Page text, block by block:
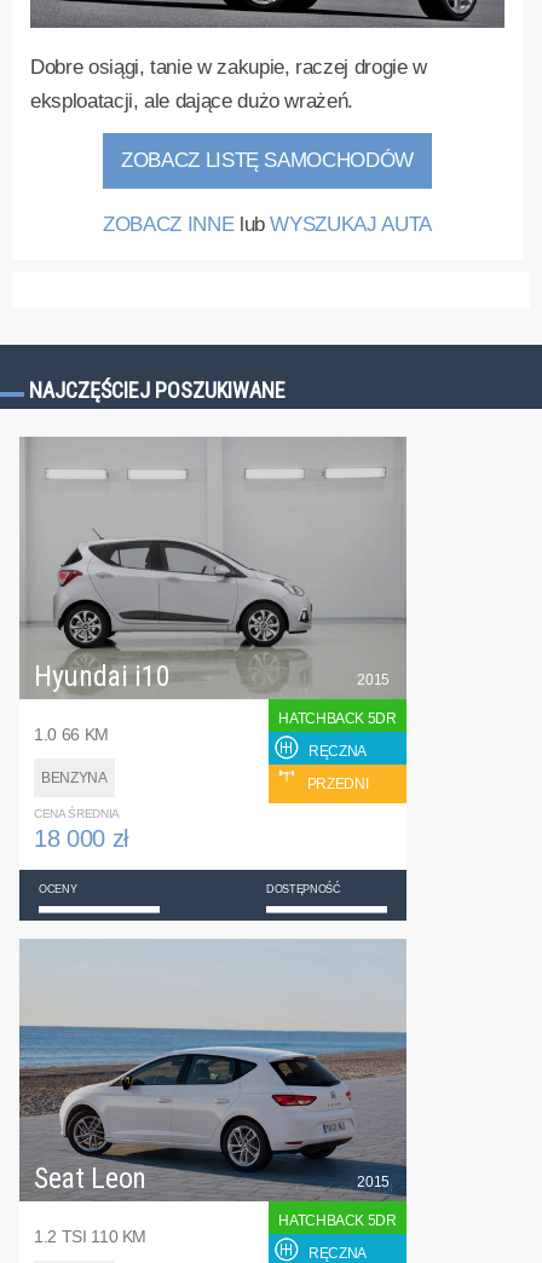
Dobre osiągi, tanie w zakupie, raczej drogie w
eksploatacji, ale dające dużo wrażeń.
ZOBACZ LISTĘ SAMOCHODÓW
ZOBACZ INNElubWYSZUKAJ AUTA
NAJCZĘŚCIEJ POSZUKIWANE
Hyundai i10
1.0 66 KM
BENZYNA
2015
HATCHBACK 5DR
RĘCZNA
PRZEDNI
CENA ŚREDNIA
18 000 zł
OCENY DOSTĘPNOŚĆ
Seat Leon
1.2 TSI 110 KM
2015
HATCHBACK 5DR
RĘCZNA